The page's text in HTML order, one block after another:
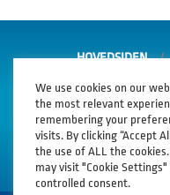
HOVEDSIDEN
GARANTI OG
We use cookies on our
the most relevant
remembering your
visits. By clicking “Accept
the use of ALL the
may visit "Cookie
controlled consent.